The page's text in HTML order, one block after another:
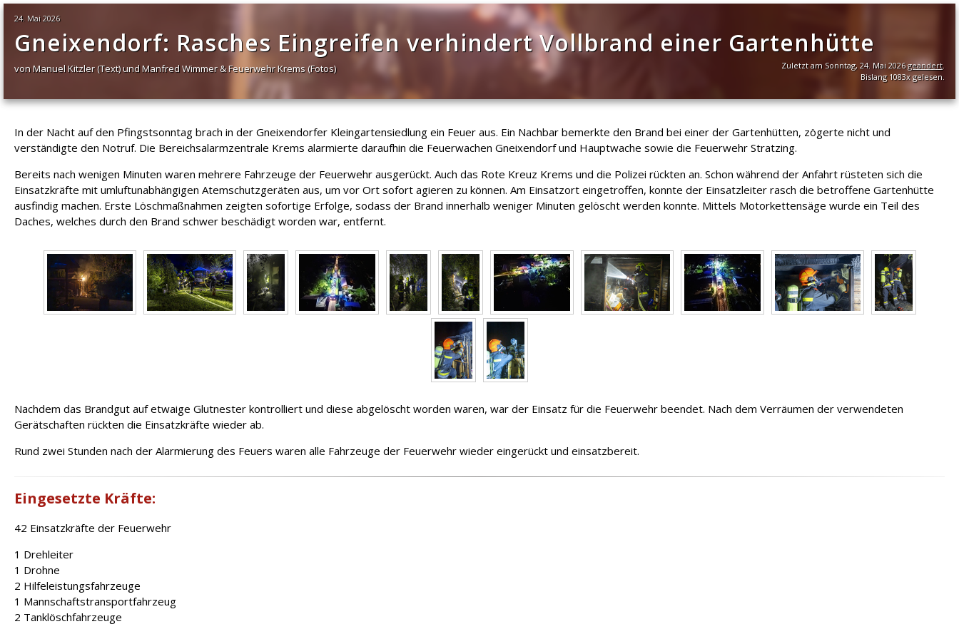
24. Mai 2026
Gneixendorf: Rasches Eingreifen verhindert Vollbrand einer Gartenhütte
von Manuel Kitzler (Text) und Manfred Wimmer & Feuerwehr Krems (Fotos) Zuletzt am Sonntag, 24. Mai 2026geändert.
Bislang 1083x gelesen.
In der Nacht auf den Pfingstsonntag brach in der Gneixendorfer Kleingartensiedlung ein Feuer aus. Ein Nachbar bemerkte den Brand bei einer der Gartenhütten, zögerte nicht und
verständigte den Notruf. Die Bereichsalarmzentrale Krems alarmierte daraufhin die Feuerwachen Gneixendorf und Hauptwache sowie die Feuerwehr Stratzing.
Bereits nach wenigen Minuten waren mehrere Fahrzeuge der Feuerwehr ausgerückt. Auch das Rote Kreuz Krems und die Polizei rückten an. Schon während der Anfahrt rüsteten sich die
Einsatzkräfte mit umluftunabhängigen Atemschutzgeräten aus, um vor Ort sofort agieren zu können. Am Einsatzort eingetroffen, konnte der Einsatzleiter rasch die betroffene Gartenhütte
ausfindig machen. Erste Löschmaßnahmen zeigten sofortige Erfolge, sodass der Brand innerhalb weniger Minuten gelöscht werden konnte. Mittels Motorkettensäge wurde ein Teil des
Daches, welches durch den Brand schwer beschädigt worden war, entfernt.
Nachdem das Brandgut auf etwaige Glutnester kontrolliert und diese abgelöscht worden waren, war der Einsatz für die Feuerwehr beendet. Nach dem Verräumen der verwendeten
Gerätschaften rückten die Einsatzkräfte wieder ab.
Rund zwei Stunden nach der Alarmierung des Feuers waren alle Fahrzeuge der Feuerwehr wieder eingerückt und einsatzbereit.
Eingesetzte Kräfte:
42 Einsatzkräfte der Feuerwehr
1 Drehleiter
1 Drohne
2 Hilfeleistungsfahrzeuge
1 Mannschaftstransportfahrzeug
2 Tanklöschfahrzeuge